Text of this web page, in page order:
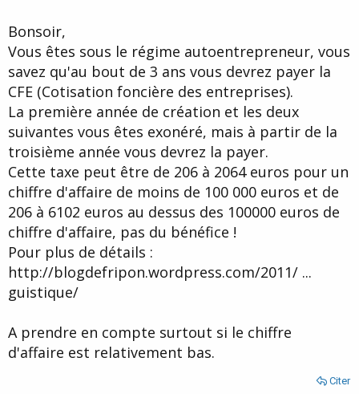
Je précise que le nombre de séances ne fait qu'augmenter depuis
3 ans.
Bonsoir,
Vous êtes sous le régime autoentrepreneur, vous
savez qu'au bout de 3 ans vous devrez payer la
CFE (Cotisation foncière des entreprises).
La première année de création et les deux
suivantes vous êtes exonéré, mais à partir de la
troisième année vous devrez la payer.
Cette taxe peut être de 206 à 2064 euros pour un
chiffre d'affaire de moins de 100 000 euros et de
206 à 6102 euros au dessus des 100000 euros de
chiffre d'affaire, pas du bénéfice !
Pour plus de détails :
http://blogdefripon.wordpress.com/2011/ ...
guistique/
A prendre en compte surtout si le chiffre
d'affaire est relativement bas.
Citer